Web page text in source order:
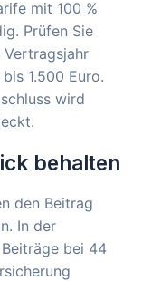
mit 100 %
Prüfen Sie
1.500 Euro.
wird
behalten
den Beitrag
In der
bei 44